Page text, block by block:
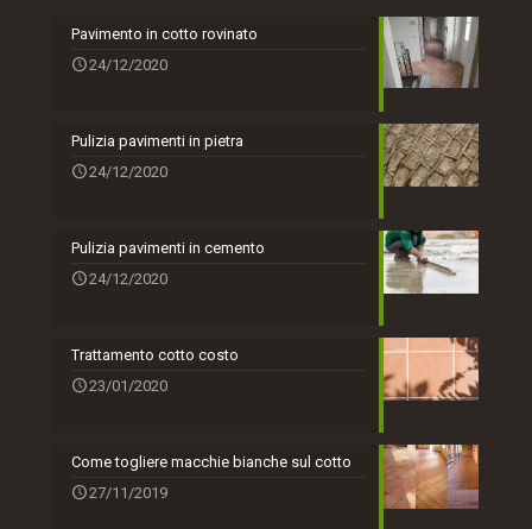
Pavimento in cotto rovinato
24/12/2020
Pulizia pavimenti in pietra
24/12/2020
Pulizia pavimenti in cemento
24/12/2020
Trattamento cotto costo
23/01/2020
Come togliere macchie bianche sul cotto
27/11/2019